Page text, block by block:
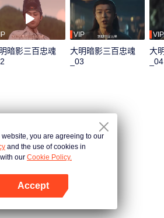
暗影三百忠魂
VIP
大明暗影三百忠魂
_03
VIP
大
_04
军家的小儿子（泰语版）
军家的小儿子
website, you are agreeing to our
and the use of cookies in
our Cookie Policy.
Accept